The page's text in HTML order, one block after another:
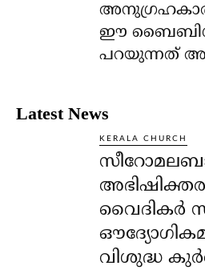
ഈ
പറയുന്നത്
Latest News
KERALA CHURCH
വൈദികർ
വിശുദ്ധ